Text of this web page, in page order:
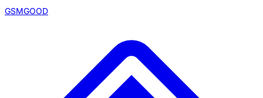
GSMGOOD